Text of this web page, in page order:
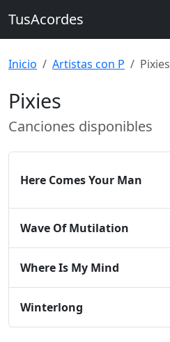
TusAcordes
Inicio Artistas con P Pixies
Pixies
Canciones disponibles
Here Comes Your Man
Wave Of Mutilation
Where Is My Mind
Winterlong